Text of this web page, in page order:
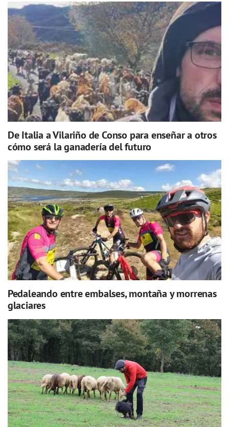
De Italia a Vilariño de Conso para enseñar a otros
cómo será la ganadería del futuro
Pedaleando entre embalses, montaña y morrenas
glaciares